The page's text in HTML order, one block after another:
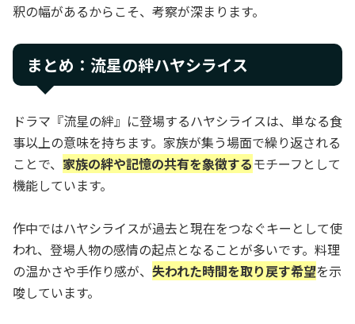
釈の幅があるからこそ、考察が深まります。
まとめ：流星の絆ハヤシライス
ドラマ『流星の絆』に登場するハヤシライスは、単なる食
事以上の意味を持ちます。家族が集う場面で繰り返される
ことで、 家族の絆や記憶の共有を象徴するモチーフとして
機能しています。
作中ではハヤシライスが過去と現在をつなぐキーとして使
われ、登場人物の感情の起点となることが多いです。料理
の温かさや手作り感が、 失われた時間を取り戻す希望を示
唆しています。